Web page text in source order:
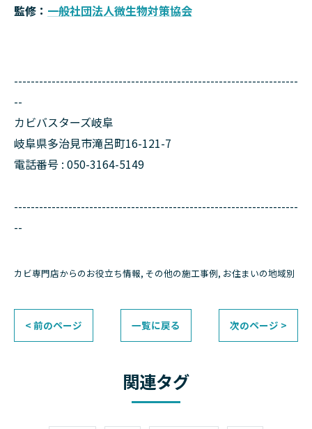
監修： 一般社団法人微生物対策協会
--------------------------------------------------------------------
--
カビバスターズ岐阜
岐阜県多治見市滝呂町16-121-7
電話番号 : 050-3164-5149
--------------------------------------------------------------------
--
カビ専門店からのお役立ち情報 その他の施工事例 お住まいの地域別
< 前のページ 一覧に戻る 次のページ >
関連タグ